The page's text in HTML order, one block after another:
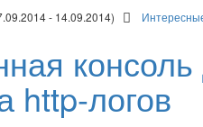
- 14.09.2014)
http-логов